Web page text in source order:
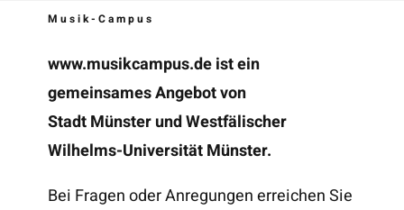
Musik-Campus
www.musikcampus.deist ein
gemeinsames Angebot von
Stadt Münster und Westfälischer
Wilhelms-Universität Münster.
Bei Fragen oder Anregungen erreichen Sie